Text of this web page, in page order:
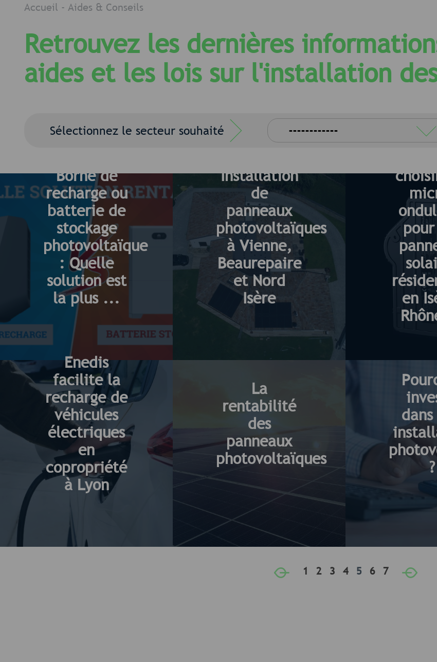
Accueil - Aides & Conseils
Retrouvez les dernières
aides et les lois sur l'installation
Sélectionnez le secteur souhaité
Borne de
recharge ou
batterie de
stockage
photovoltaïque
: Quelle
solution est
la plus ...
Installation
de
panneaux
photovoltaïques
à Vienne,
Beaurepaire
et Nord
Isère
en
Enedis
facilite la
recharge de
véhicules
électriques
en
copropriété
à Lyon
La
rentabilité
des
panneaux
photovoltaïques
?
1 2 3 4 5 6 7